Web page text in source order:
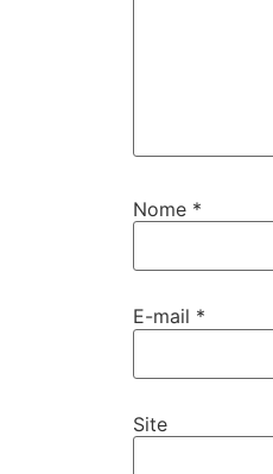
Nome *
E-mail *
Site